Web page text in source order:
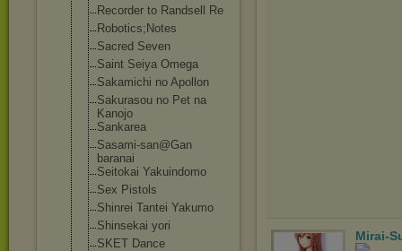
Recorder to Randsell Re
Robotics;Notes
Sacred Seven
Saint Seiya Omega
Sakamichi no Apollon
Sakurasou no Pet na
Kanojo
Sankarea
Sasami-san@Gan
baranai
Seitokai Yakuindomo
Sex Pistols
Shinrei Tantei Yakumo
Shinsekai yori
SKET Dance
Mirai-